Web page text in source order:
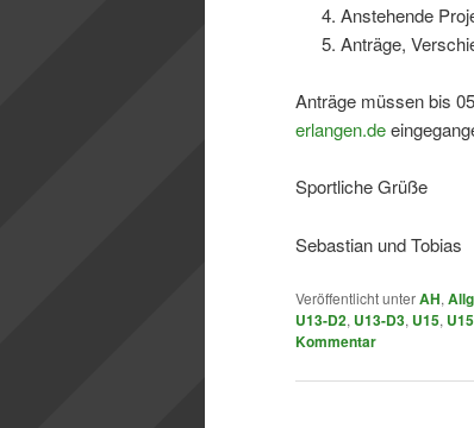
Anstehende
Anträge,
Anträge müssen bis
erlangen.de
Sportliche Grüße
Sebastian und Tobias
Veröffentlicht unterAH,
U13-D2, U13-D3, U15,
Kommentar